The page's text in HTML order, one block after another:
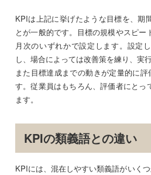
KPIは上記に挙げたような目標を、期
とが一般的です。目標の規模やスピー
月次のいずれかで設定します。設定
し、場合によっては改善策を練り、実
また目標達成までの動きが定量的に
す。従業員はもちろん、評価者にとっ
ます。
KPIの類義語との違い
KPIには、混在しやすい類義語がいく